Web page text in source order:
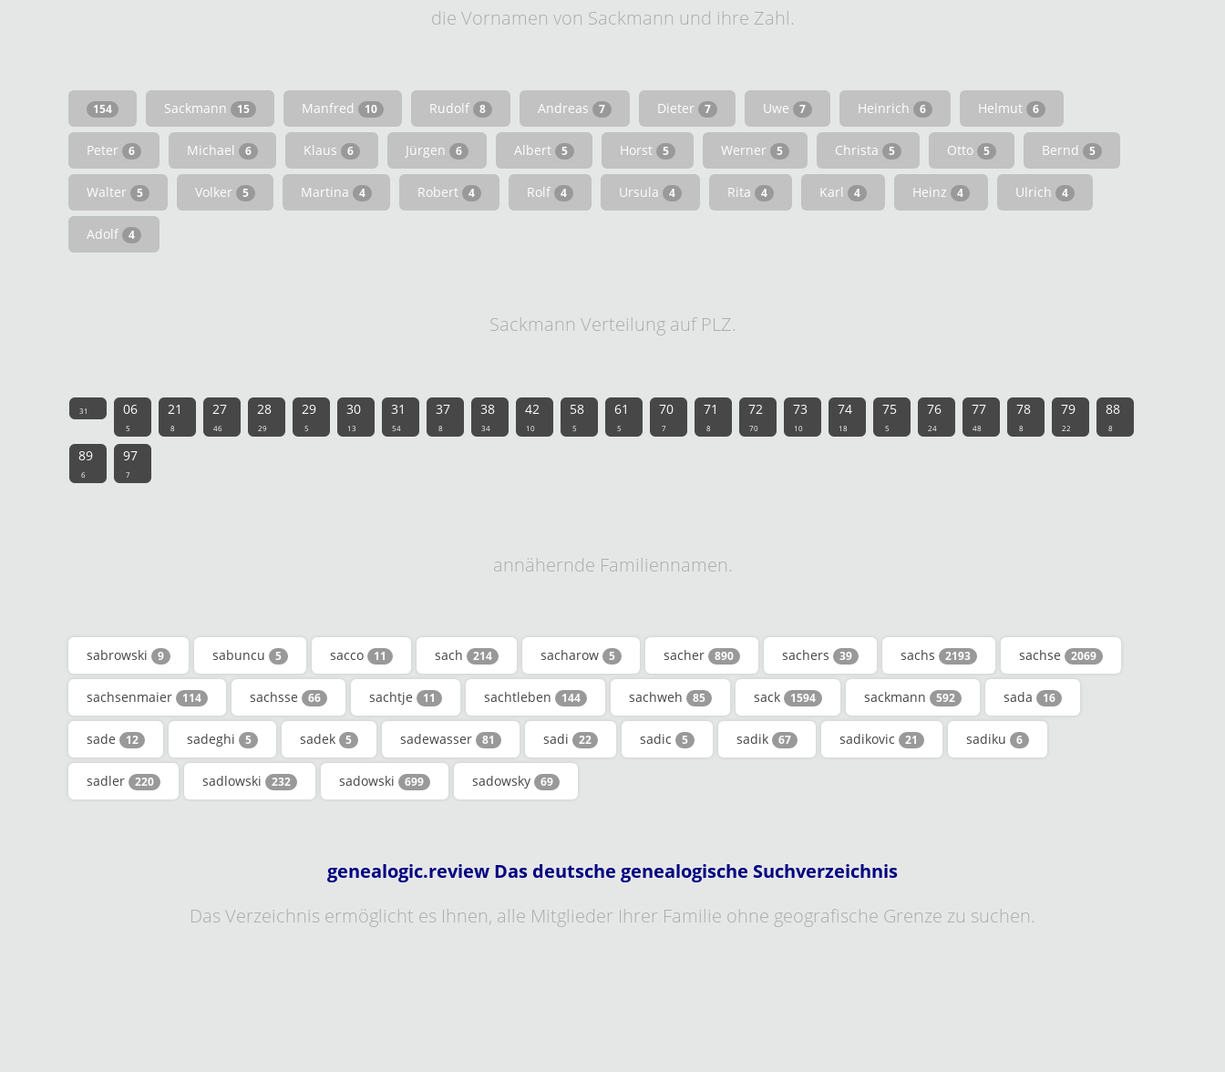
die Vornamen von Sackmann und ihre Zahl.
154 Sackmann 15 Manfred 10 Rudolf 8 Andreas 7 Dieter 7 Uwe 7 Heinrich 6 Helmut 6
Peter 6 Michael 6 Klaus 6 Jürgen 6 Albert 5 Horst 5 Werner 5 Christa 5 Otto 5 Bernd 5
Walter 5 Volker 5 Martina 4 Robert 4 Rolf 4 Ursula 4 Rita 4 Karl 4 Heinz 4 Ulrich 4
Adolf 4
Sackmann Verteilung auf PLZ.
31 06
5
21
8
27
46
28
29
29
5
30
13
31
54
37
8
38
34
42
10
58
5
61
5
70
7
71
8
72
70
73
10
74
18
75
5
76
24
77
48
78
8
79
22
88
8
89
6
97
7
annähernde Familiennamen.
sabrowski 9 sabuncu 5 sacco 11 sach 214 sacharow 5 sacher 890 sachers 39 sachs 2193 sachse 2069
sachsenmaier 114 sachsse 66 sachtje 11 sachtleben 144 sachweh 85 sack 1594 sackmann 592 sada 16
sade 12 sadeghi 5 sadek 5 sadewasser 81 sadi 22 sadic 5 sadik 67 sadikovic 21 sadiku 6
sadler 220 sadlowski 232 sadowski 699 sadowsky 69
genealogic.review Das deutsche genealogische Suchverzeichnis
Das Verzeichnis ermöglicht es Ihnen, alle Mitglieder Ihrer Familie ohne geografische Grenze zu suchen.